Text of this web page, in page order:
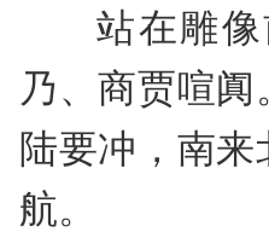
站在雕
乃、商贾喧
陆要冲，南
航。